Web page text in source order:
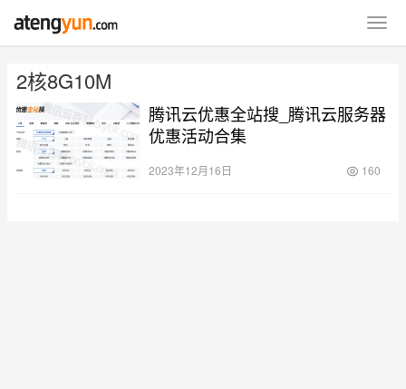
2核8G10M
腾讯云优惠全站搜_腾讯云服务器
优惠活动合集
2023年12月16日 160